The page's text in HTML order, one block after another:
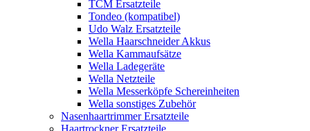
TCM Ersatzteile
Tondeo (kompatibel)
Udo Walz Ersatzteile
Wella Haarschneider Akkus
Wella Kammaufsätze
Wella Ladegeräte
Wella Netzteile
Wella Messerköpfe Schereinheiten
Wella sonstiges Zubehör
Nasenhaartrimmer Ersatzteile
Haartrockner Ersatzteile